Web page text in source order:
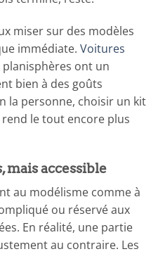
miser sur des modèles
immédiate. Voitures
ont un
bien à des goûts
la personne, choisir un kit
le tout encore plus
mais accessible
au modélisme comme à
ou réservé aux
En réalité, une partie
au contraire. Les